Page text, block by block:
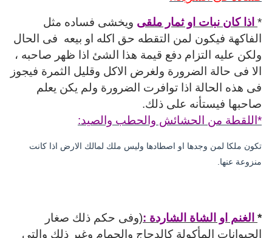
*اذا كان نبات او ثمار ملقى ويخشى فساده مثل
الفاكهة فيكون لمن التقطه حق اكله او بيعه فى
الحال
ولكن عليه التزام دفع قيمة هذا الشئ اذا ظهر صاحبه ،
الا فى حالة الضرورة ولغرض الاكل وقليل الثمرة فيجوز
فى هذه الحالة اذا توافرت الضرورة ولم يكن يعلم
صاحبها فيستأنه على ذلك.
*اللقطة من الحشائش والحطب والصيد:
تكون ملكا لمن وجدها او اصطادها وليس ملك لمالك الارض اذا كانت
منزوعة عنها.
*الغنم او الشاة الشاردة :(وفى حكم ذلك صغار
الحيوانات المأكولة كالدجاج والحمام وغير ذلك والتى